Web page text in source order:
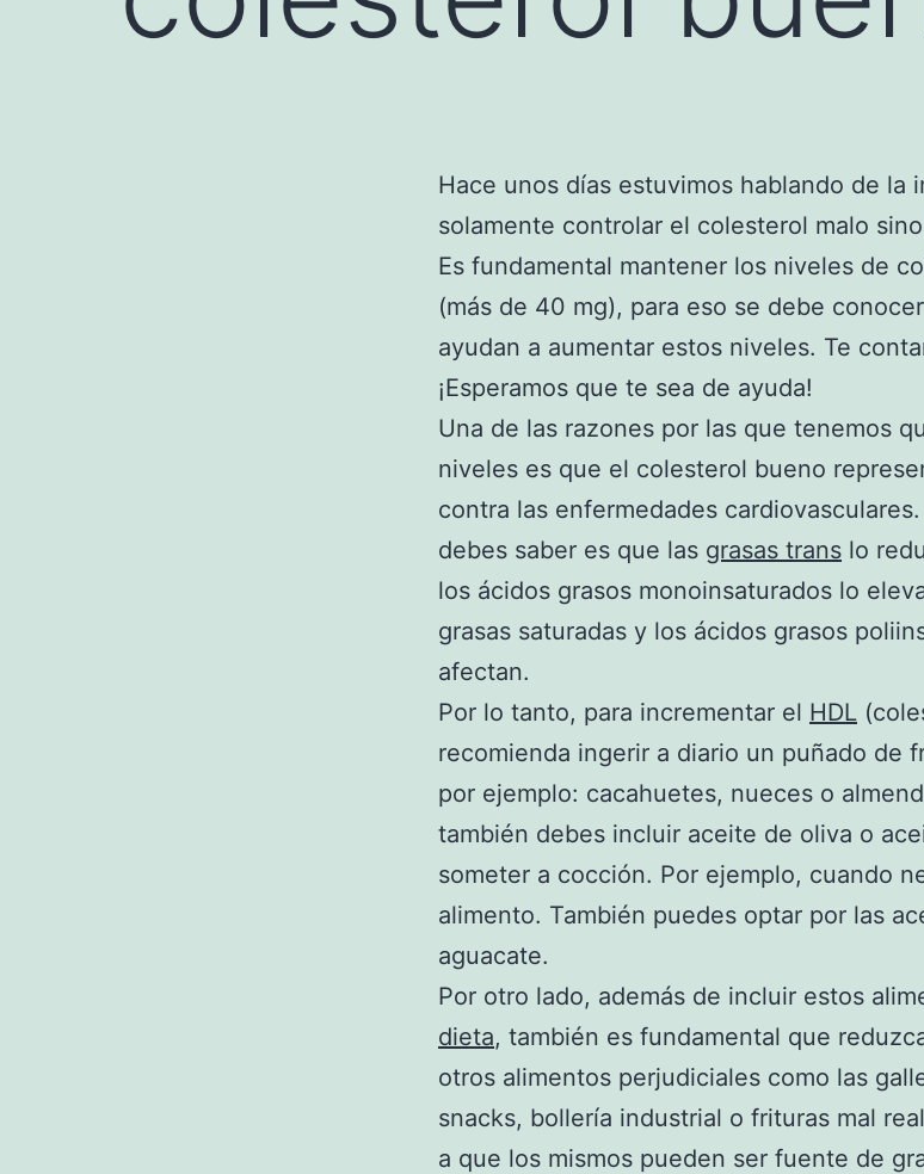
Hace unos días estuvimos hablando de la
solamente controlar el colesterol malo
Es fundamental mantener los niveles de
(más de 40 mg), para eso se debe
ayudan a aumentar estos niveles. Te
¡Esperamos que te sea de ayuda!
Una de las razones por las que tenemos
niveles es que el colesterol bueno
contra las enfermedades
debes saber es que las grasas trans lo
los ácidos grasos monoinsaturados lo
grasas saturadas y los ácidos grasos
afectan.
Por lo tanto, para incrementar el HDL
recomienda ingerir a diario un puñado de
por ejemplo: cacahuetes, nueces o
también debes incluir aceite de oliva o
someter a cocción. Por ejemplo, cuando
alimento. También puedes optar por las
aguacate.
Por otro lado, además de incluir estos
dieta, también es fundamental que
otros alimentos perjudiciales como las
snacks, bollería industrial o frituras mal
a que los mismos pueden ser fuente de